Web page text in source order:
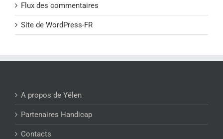
Flux des commentaires
Site de WordPress-FR
A propos de Yélen
Partenaires Handicap
Contacts